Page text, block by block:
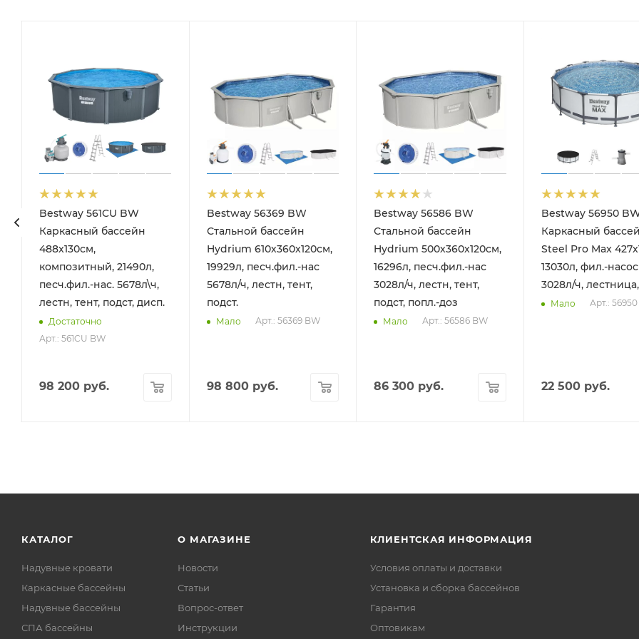
Bestway 561CU BW
Каркасный бассейн
488х130см,
композитный, 21490л,
песч.фил.-нас. 5678л\ч,
лестн, тент, подст, дисп.
Достаточно
Арт.: 561CU BW
98 200руб.
Bestway 56369 BW
Стальной бассейн
Hydrium 610х360х120см,
19929л, песч.фил.-нас
5678л/ч, лестн, тент,
подст.
Мало Арт.: 56369 BW
98 800руб.
Bestway 56586 BW
Стальной бассейн
Hydrium 500х360х120см,
16296л, песч.фил.-нас
3028л/ч, лестн, тент,
подст, попл.-доз
Мало Арт.: 56586 BW
86 300 руб.
Bestway 56950
Каркасный
Steel Pro Max
13030л, фил.-насос
3028л/ч,
Мало Арт.:
22 500 руб.
КАТАЛОГ
Надувные кровати
Каркасные бассейны
Надувные бассейны
СПА бассейны
О МАГАЗИНЕ
Новости
Статьи
Вопрос-ответ
Инструкции
КЛИЕНТСКАЯ ИНФОРМАЦИЯ
Условия оплаты и доставки
Установка и сборка бассейнов
Гарантия
Оптовикам